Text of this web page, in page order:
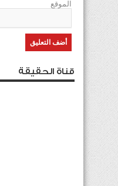
الموقع
قناة الحقيقة